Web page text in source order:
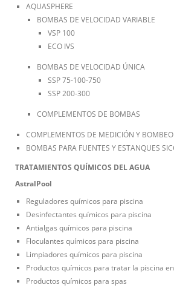
AQUASPHERE
BOMBAS DE VELOCIDAD VARIABLE
VSP 100
ECO IVS
BOMBAS DE VELOCIDAD ÚNICA
SSP 75-100-750
SSP 200-300
COMPLEMENTOS DE BOMBAS
COMPLEMENTOS DE MEDICIÓN Y BOMBEO
BOMBAS PARA FUENTES Y ESTANQUES
TRATAMIENTOS QUÍMICOS DEL AGUA
AstralPool
Reguladores químicos para piscina
Desinfectantes químicos para piscina
Antialgas químicos para piscina
Floculantes químicos para piscina
Limpiadores químicos para piscina
Productos químicos para tratar la piscina
Productos químicos para spas